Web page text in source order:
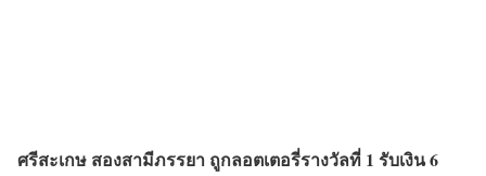
ศรีสะเกษ สองสามีภรรยา ถูกลอตเตอรี่รางวัลที่ 1 รับเงิน 6